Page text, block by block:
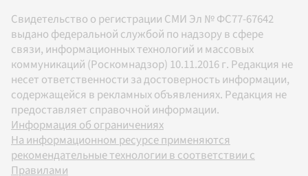
Свидетельство о регистрации СМИ Эл № ФС77-67642
выдано федеральной службой по надзору в сфере
связи, информационных технологий и массовых
коммуникаций (Роскомнадзор) 10.11.2016 г. Редакция не
несет ответственности за достоверность информации,
содержащейся в рекламных объявлениях. Редакция не
предоставляет справочной информации.
Информация об ограничениях
На информационном ресурсе применяются
рекомендательные технологии в соответствии с
Правилами